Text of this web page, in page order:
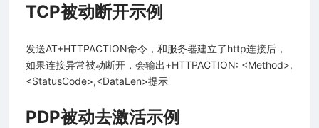
TCP被动断开示例
发送AT+HTTPACTION命令，和服务器建立了http连接后，
如果连接异常被动断开，会输出+HTTPACTION: <Method>,
<StatusCode>,<DataLen>提示
PDP被动去激活示例